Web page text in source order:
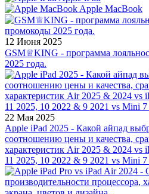
Apple MacBook
12 Июня 2025
GSM♕KING - программа
2025 года.
22 Мая 2025
Apple iPad 2025 - Какой айпад
соотношению цены и качества,
характеристик Air 2025 & 2024 vs
11 2025, 10 2022 & 9 2021 vs Mini 7